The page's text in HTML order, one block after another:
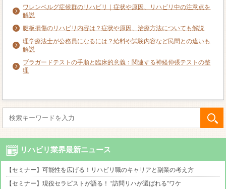
ワレンベルグ症候群のリハビリ｜症状や原因、リハビリ中の注意点を
解説
腱板損傷のリハビリ内容は？症状や原因、治療方法についても解説
理学療法士が公務員になるには？給料や試験内容など民間との違いも
解説
ブラガードテストの手順と臨床的意義：関連する神経伸張テストの整
理
リハビリ業界最新ニュース
【セミナー】可能性を広げる！リハビリ職のキャリアと副業の考え方
【セミナー】現役セラピストが語る！ “訪問リハが選ばれる”ワケ